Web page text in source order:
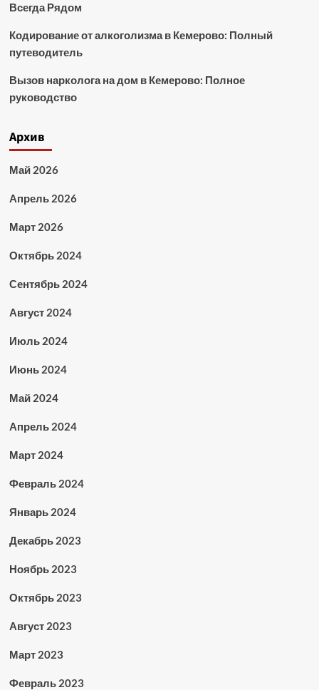
Всегда Рядом
Кодирование от алкоголизма в Кемерово: Полный
путеводитель
Вызов нарколога на дом в Кемерово: Полное
руководство
Архив
Май 2026
Апрель 2026
Март 2026
Октябрь 2024
Сентябрь 2024
Август 2024
Июль 2024
Июнь 2024
Май 2024
Апрель 2024
Март 2024
Февраль 2024
Январь 2024
Декабрь 2023
Ноябрь 2023
Октябрь 2023
Август 2023
Март 2023
Февраль 2023